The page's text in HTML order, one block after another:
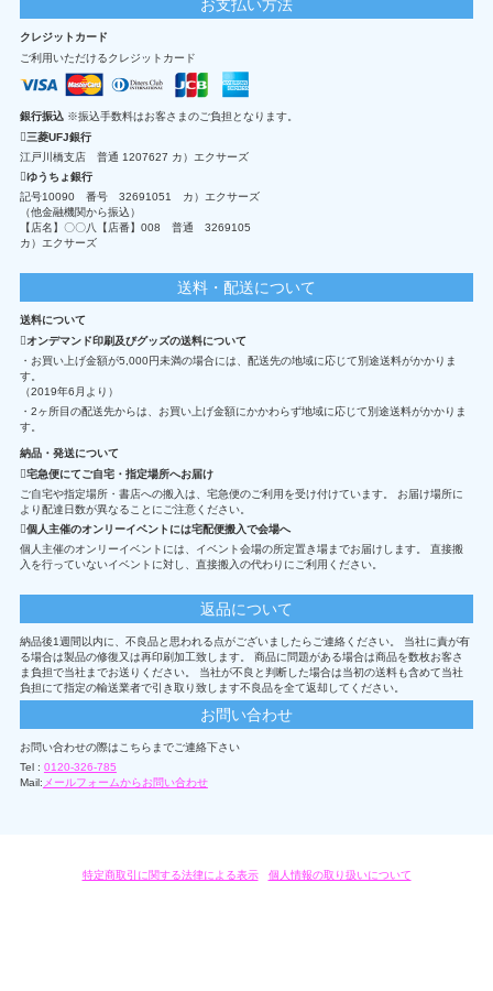
お支払い方法
クレジットカード
ご利用いただけるクレジットカード
銀行振込 ※振込手数料はお客さまのご負担となります。
三菱UFJ銀行
江戸川橋支店 普通 1207627 カ）エクサーズ
ゆうちょ銀行
記号10090 番号 32691051 カ）エクサーズ
（他金融機関から振込）
【店名】〇〇八【店番】008 普通 3269105
カ）エクサーズ
送料・配送について
送料について
オンデマンド印刷及びグッズの送料について
・お買い上げ金額が5,000円未満の場合には、配送先の地域に応じて別途送料がかかりま
す。
（2019年6月より）
・2ヶ所目の配送先からは、お買い上げ金額にかかわらず地域に応じて別途送料がかかりま
す。
納品・発送について
宅急便にてご自宅・指定場所へお届け
ご自宅や指定場所・書店への搬入は、宅急便のご利用を受け付けています。 お届け場所に
より配達日数が異なることにご注意ください。
個人主催のオンリーイベントには宅配便搬入で会場へ
個人主催のオンリーイベントには、イベント会場の所定置き場までお届けします。 直接搬
入を行っていないイベントに対し、直接搬入の代わりにご利用ください。
返品について
納品後1週間以内に、不良品と思われる点がございましたらご連絡ください。 当社に責が有
る場合は製品の修復又は再印刷加工致します。 商品に問題がある場合は商品を数枚お客さ
ま負担で当社までお送りください。 当社が不良と判断した場合は当初の送料も含めて当社
負担にて指定の輸送業者で引き取り致します不良品を全て返却してください。
お問い合わせ
お問い合わせの際はこちらまでご連絡下さい
Tel : 0120-326-785
Mail: メールフォームからお問い合わせ
特定商取引に関する法律による表示/ 個人情報の取り扱いについて